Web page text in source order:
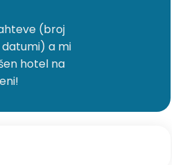
(broj
datumi) a mi
hotel na